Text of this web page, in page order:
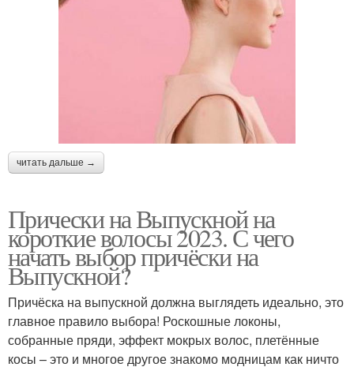
читать дальше →
Прически на Выпускной на
короткие волосы 2023. С чего
начать выбор причёски на
Выпускной?
Причёска на выпускной должна выглядеть идеально, это
главное правило выбора! Роскошные локоны,
собранные пряди, эффект мокрых волос, плетённые
косы – это и многое другое знакомо модницам как ничто